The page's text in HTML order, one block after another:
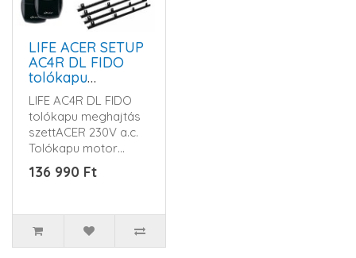
LIFE ACER SETUP
AC4R DL FIDO
tolókapu
meghajtás szett
LIFE AC4R DL FIDO
tolókapu meghajtás
szettACER 230V a.c.
Tolókapu motor
szett, kültéri
szereléshez, ..
136 990 Ft